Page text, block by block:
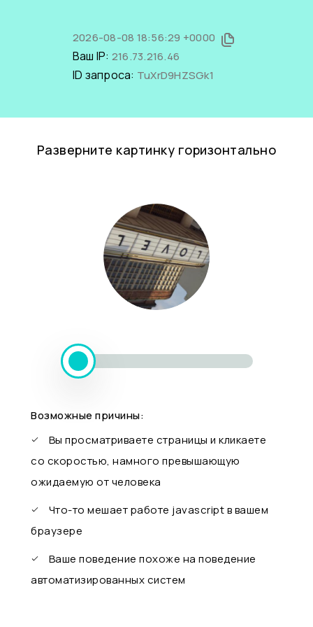
2026-08-08 18:56:29 +0000
Ваш IP: 216.73.216.46
ID запроса: TuXrD9HZSGk1
Разверните картинку горизонтально
Возможные причины:
Вы просматриваете страницы и кликаете
со скоростью, намного превышающую
ожидаемую от человека
Что-то мешает работе javascript в вашем
браузере
Ваше поведение похоже на поведение
автоматизированных систем